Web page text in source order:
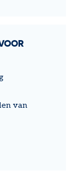
van